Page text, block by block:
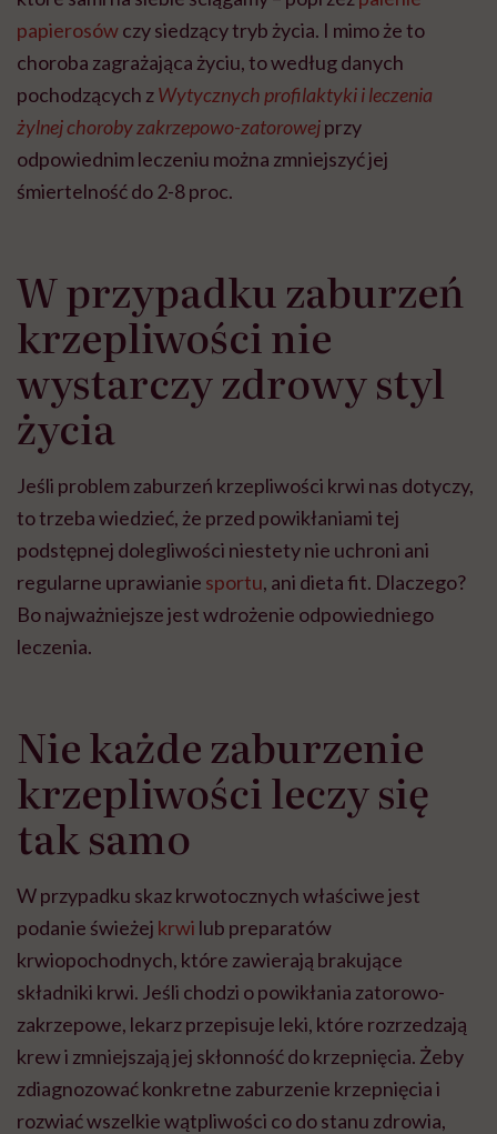
papierosówczy siedzący tryb życia. I mimo że to
choroba zagrażająca życiu, to według danych
pochodzących zWytycznych profilaktyki i leczenia
żylnej choroby zakrzepowo-zatorowejprzy
odpowiednim leczeniu można zmniejszyć jej
śmiertelność do 2-8 proc.
W przypadku zaburzeń
krzepliwości nie
wystarczy zdrowy styl
życia
Jeśli problem zaburzeń krzepliwości krwi nas dotyczy,
to trzeba wiedzieć, że przed powikłaniami tej
podstępnej dolegliwości niestety nie uchroni ani
regularne uprawianie sportu, ani dieta fit. Dlaczego?
Bo najważniejsze jest wdrożenie odpowiedniego
leczenia.
Nie każde zaburzenie
krzepliwości leczy się
tak samo
W przypadku skaz krwotocznych właściwe jest
podanie świeżej krwi lub preparatów
krwiopochodnych, które zawierają brakujące
składniki krwi. Jeśli chodzi o powikłania zatorowo-
zakrzepowe, lekarz przepisuje leki, które rozrzedzają
krew i zmniejszają jej skłonność do krzepnięcia. Żeby
zdiagnozować konkretne zaburzenie krzepnięcia i
rozwiać wszelkie wątpliwości co do stanu zdrowia,